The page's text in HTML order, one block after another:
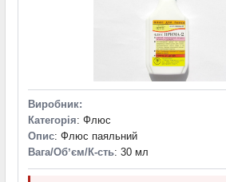
Виробник:
Категорія: Флюс
Опис: Флюс паяльний
Вага/Обʼєм/К-сть: 30 мл